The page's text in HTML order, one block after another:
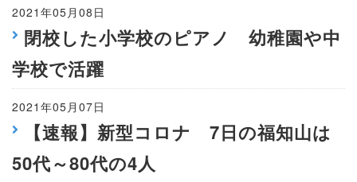
2021年05月08日
閉校した小学校のピアノ 幼稚園や中
学校で活躍
2021年05月07日
【速報】新型コロナ 7日の福知山は
50代～80代の4人